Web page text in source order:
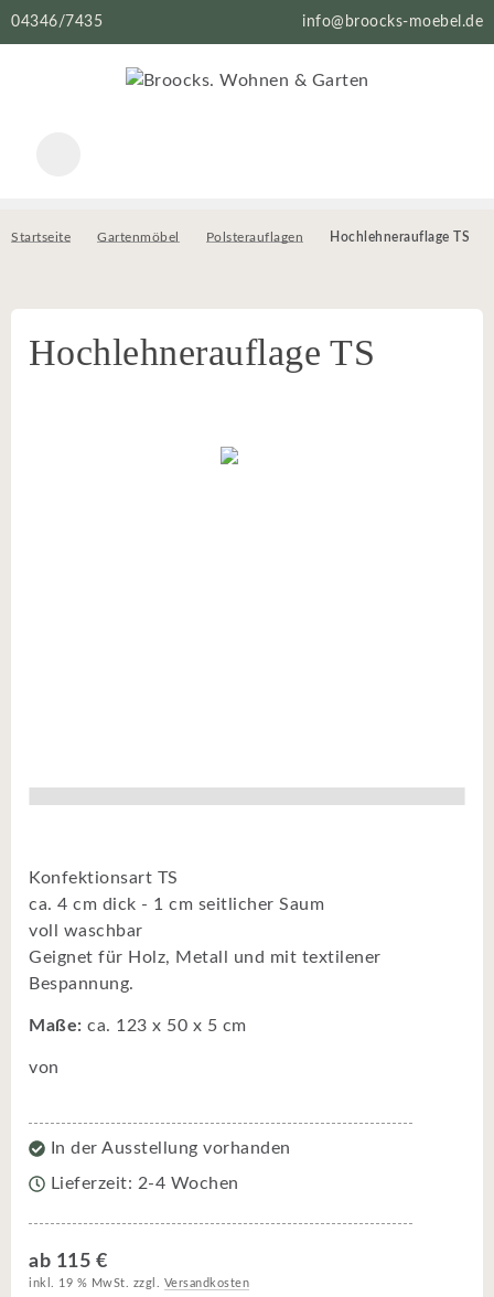
04346/7435 info@broocks-moebel.de
Startseite Gartenmöbel Polsterauflagen Hochlehnerauflage TS
Hochlehnerauflage TS
Konfektionsart TS
ca. 4 cm dick - 1 cm seitlicher Saum
voll waschbar
Geignet für Holz, Metall und mit textilener
Bespannung.
Maße: ca. 123 x 50 x 5 cm
von
In der Ausstellung vorhanden
Lieferzeit: 2-4 Wochen
ab 115 €
inkl. 19 % MwSt. zzgl. Versandkosten